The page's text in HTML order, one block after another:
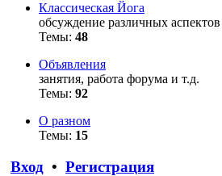
Классическая Йога
обсуждение различных
Темы: 48
Объявления
занятия, работа форума и т.д.
Темы: 92
О разном
Темы: 15
Вход • Регистрация